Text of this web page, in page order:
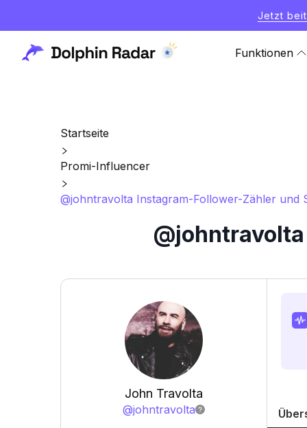
Jetzt
Funktionen
Startseite
Promi-Influencer
@johntravolta Instagram-Follower-Zähler und
John Travolta
@johntravolta